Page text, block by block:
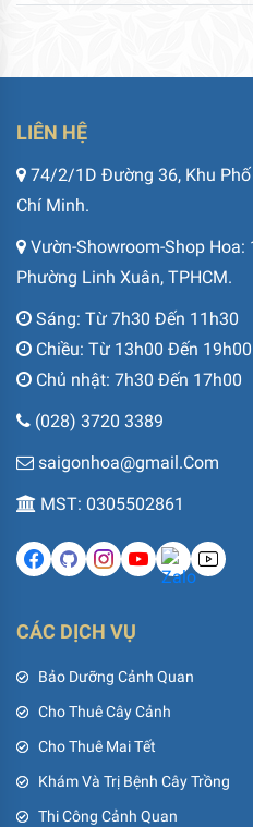
LIÊN HỆ
74/2/1D Đường 36, Khu
Chí Minh.
Vườn-Showroom-Shop
Phường Linh Xuân, TPHCM.
Sáng: Từ 7h30 Đến 11h30
Chiều: Từ 13h00 Đến 19h00
Chủ nhật: 7h30 Đến 17h00
(028) 3720 3389
saigonhoa@gmail.Com
MST: 0305502861
CÁC DỊCH VỤ
Bảo Dưỡng Cảnh Quan
Cho Thuê Cây Cảnh
Cho Thuê Mai Tết
Khám Và Trị Bệnh Cây Trồng
Thi Công Cảnh Quan